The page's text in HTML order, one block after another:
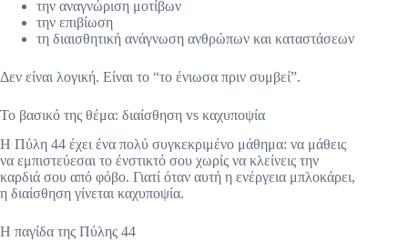
την αναγνώριση μοτίβων
την επιβίωση
τη διαισθητική ανάγνωση ανθρώπων και καταστάσεων
Δεν είναι λογική. Είναι το “το ένιωσα πριν συμβεί”.
Το βασικό της θέμα: διαίσθηση vs καχυποψία
Η Πύλη 44 έχει ένα πολύ συγκεκριμένο μάθημα: να μάθεις
να εμπιστεύεσαι το ένστικτό σου χωρίς να κλείνεις την
καρδιά σου από φόβο. Γιατί όταν αυτή η ενέργεια μπλοκάρει,
η διαίσθηση γίνεται καχυποψία.
Η παγίδα της Πύλης 44